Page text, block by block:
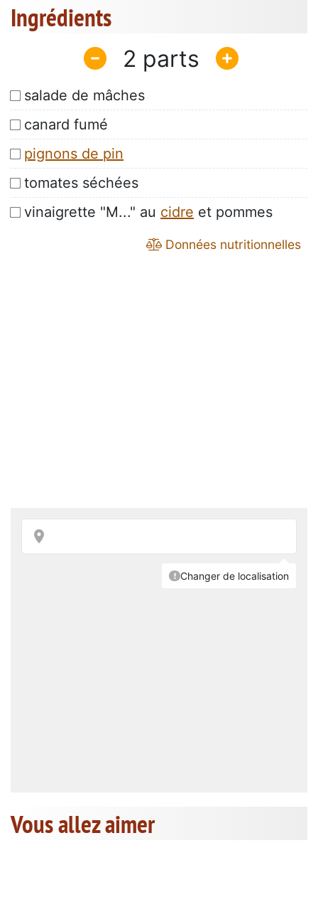
Ingrédients
2
salade de mâches
canard fumé
pignons de pin
tomates séchées
vinaigrette "M..." au cidre et pommes
Données nutritionnelles
Vous allez aimer